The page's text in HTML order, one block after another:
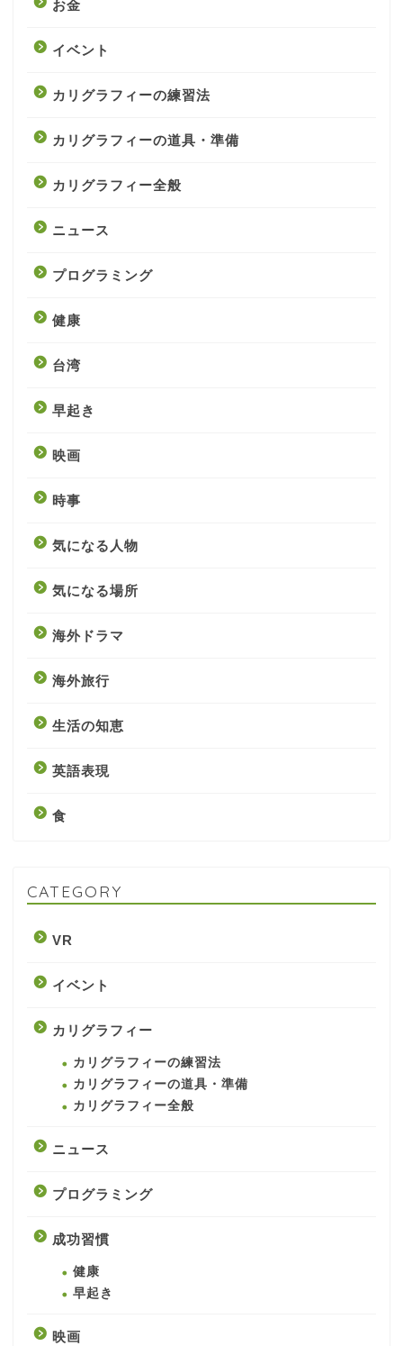
お金
イベント
カリグラフィーの練習法
カリグラフィーの道具・準備
カリグラフィー全般
ニュース
プログラミング
健康
台湾
早起き
映画
時事
気になる人物
気になる場所
海外ドラマ
海外旅行
生活の知恵
英語表現
食
CATEGORY
VR
イベント
カリグラフィー
カリグラフィーの練習法
カリグラフィーの道具・準備
カリグラフィー全般
ニュース
プログラミング
成功習慣
健康
早起き
映画